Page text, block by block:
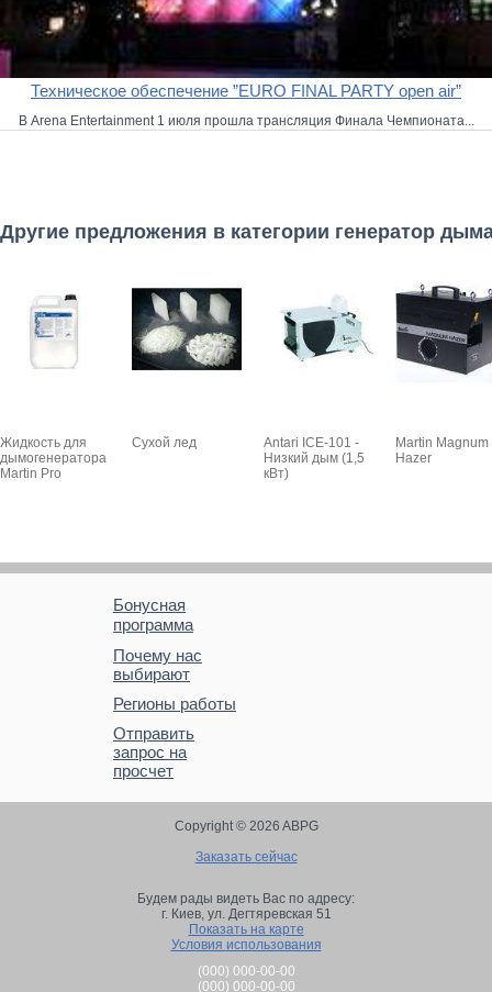
Техническое обеспечение ”EURO FINAL PARTY open air”
В Arena Entertainment 1 июля прошла трансляция Финала Чемпионата...
Другие предложения в категории генератор
Жидкость для
дымогенератора
Martin Pro
Сухой лед
Antari ICE-101 -
Низкий дым (1,5
кВт)
Martin Magnum
Hazer
Бонусная
программа
Почему нас
выбирают
Регионы работы
Отправить
запрос на
просчет
Copyright © 2026 ABPG
Заказать сейчас
Будем рады видеть Вас по адресу:
г. Киев, ул. Дегтяревская 51
Показать на карте
Условия использования
(000) 000-00-00
(000) 000-00-00